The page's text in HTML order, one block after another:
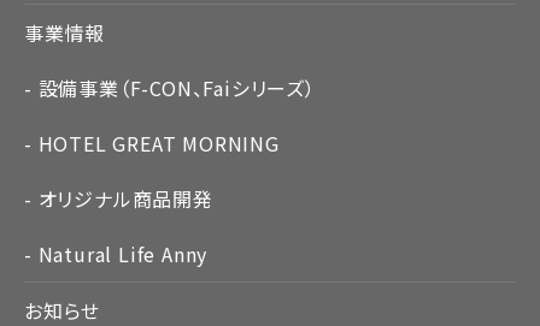
事業情報
設備事業（F-CON、Faiシリーズ）
HOTEL GREAT MORNING
オリジナル商品開発
Natural Life Anny
お知らせ